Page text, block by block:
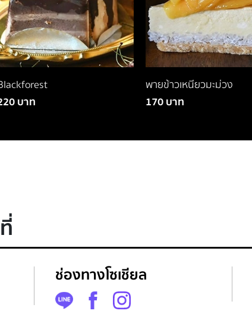
บาท
พายข้าวเหนียวมะม่วง
170 บาท
ช่องทางโซเชียล